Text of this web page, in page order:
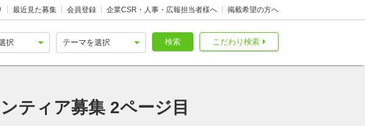
最近見た募集 会員登録 企業CSR・人事・広報担当者様へ 掲載希望の方へ
こだわり検索
検索
ティア募集 2ページ目